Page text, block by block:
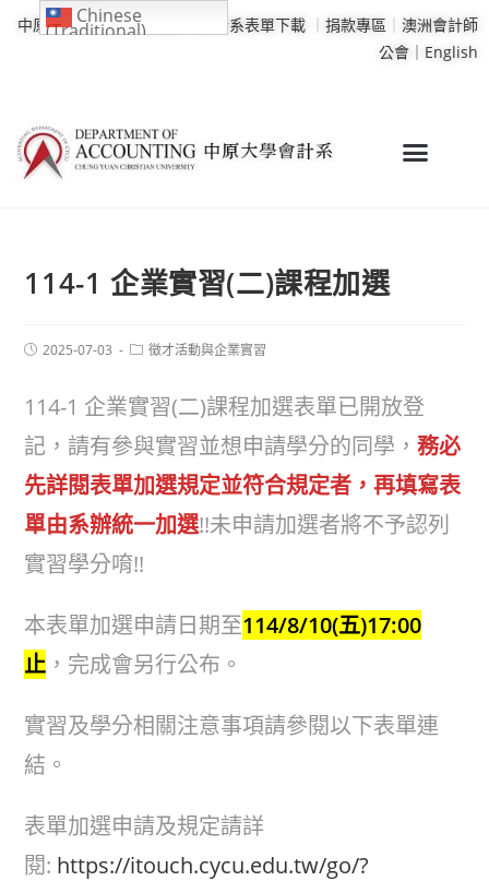
中原大學｜學校行事曆 會計系表單下載 ｜ 捐款專區 ｜ 澳洲會計師
公會｜ English
114-1 企業實習(二)課程加選
2025-07-03 徵才活動與企業實習
114-1 企業實習(二)課程加選表單已開放登
記，請有參與實習並想申請學分的同學，務必
先詳閱表單加選規定並符合規定者，再填寫表
單由系辦統一加選!!未申請加選者將不予認列
實習學分唷!!
本表單加選申請日期至114/8/10(五)17:00
止 ，完成會另行公布。
實習及學分相關注意事項請參閱以下表單連
結。
表單加選申請及規定請詳
閱: https://itouch.cycu.edu.tw/go/?
Chinese
(Traditional)